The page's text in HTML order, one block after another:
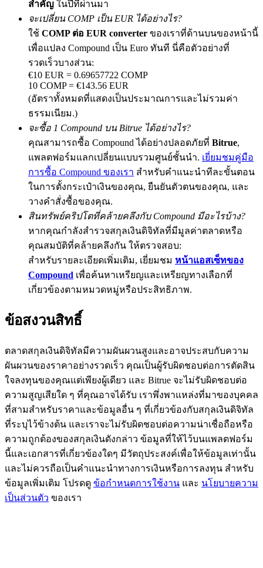
Exclusive for BitMart Users
Register & Trade to Win 500,000 USDT
Precious Metals Trading Carnival
Trade Gold & Silver · 33,333 USDT Bonus
USDT New User Exclusive 10% APR
USDT Flexible Staking | Daily Rewards
BTC New User Exclusive: 6.5% APR
BTC Flexible Staking | Daily Rewards
กิจกรรมเพิ่มเติม
รับรางวัลและสิทธิพิเศษสุดพิเศษ
ศูนย์รางวัล
เข้าสู่ระบบ ลงชื่อ
สำคัญ ในปีที่ผ่านมา
จะเปลี่ยน COMP เป็น EUR ได้อย่างไร?
ใช้ COMP ต่อ EUR converter ของเราที่ด้านบนของหน้านี้
เพื่อแปลง Compound เป็น Euro ทันที นี่คือตัวอย่างที่
รวดเร็วบางส่วน:
€10 EUR = 0.69657722 COMP
10 COMP = €143.56 EUR
(อัตราทั้งหมดที่แสดงเป็นประมาณการและไม่รวมค่า
ธรรมเนียม.)
จะซื้อ 1 Compound บน Bitrue ได้อย่างไร?
คุณสามารถซื้อ Compound ได้อย่างปลอดภัยที่ Bitrue,
แพลตฟอร์มแลกเปลี่ยนแบบรวมศูนย์ชั้นนำ. เยี่ยมชมคู่มือ
การซื้อ Compound ของเรา สำหรับคำแนะนำทีละขั้นตอน
ในการตั้งกระเป๋าเงินของคุณ, ยืนยันตัวตนของคุณ, และ
วางคำสั่งซื้อของคุณ.
สินทรัพย์คริปโตที่คล้ายคลึงกับ Compound มีอะไรบ้าง?
หากคุณกำลังสำรวจสกุลเงินดิจิทัลที่มีมูลค่าตลาดหรือ
คุณสมบัติที่คล้ายคลึงกัน ให้ตรวจสอบ:
สำหรับรายละเอียดเพิ่มเติม, เยี่ยมชม หน้าแอสเซ็ทของ
Compound เพื่อค้นหาเหรียญและเหรียญทางเลือกที่
เกี่ยวข้องตามหมวดหมู่หรือประสิทธิภาพ.
ข้อสงวนสิทธิ์
ตลาดสกุลเงินดิจิทัลมีความผันผวนสูงและอาจประสบกับความ
ผันผวนของราคาอย่างรวดเร็ว คุณเป็นผู้รับผิดชอบต่อการตัดสิน
ใจลงทุนของคุณแต่เพียงผู้เดียว และ Bitrue จะไม่รับผิดชอบต่อ
ความสูญเสียใด ๆ ที่คุณอาจได้รับ เราพึ่งพาแหล่งที่มาของบุคคล
ที่สามสำหรับราคาและข้อมูลอื่น ๆ ที่เกี่ยวข้องกับสกุลเงินดิจิทัล
ที่ระบุไว้ข้างต้น และเราจะไม่รับผิดชอบต่อความน่าเชื่อถือหรือ
ความถูกต้องของสกุลเงินดังกล่าว ข้อมูลที่ให้ไว้บนแพลตฟอร์ม
นี้และเอกสารที่เกี่ยวข้องใดๆ มีวัตถุประสงค์เพื่อให้ข้อมูลเท่านั้น
และไม่ควรถือเป็นคำแนะนำทางการเงินหรือการลงทุน สำหรับ
ข้อมูลเพิ่มเติม โปรดดู ข้อกำหนดการใช้งาน และ นโยบายความ
เป็นส่วนตัว ของเรา